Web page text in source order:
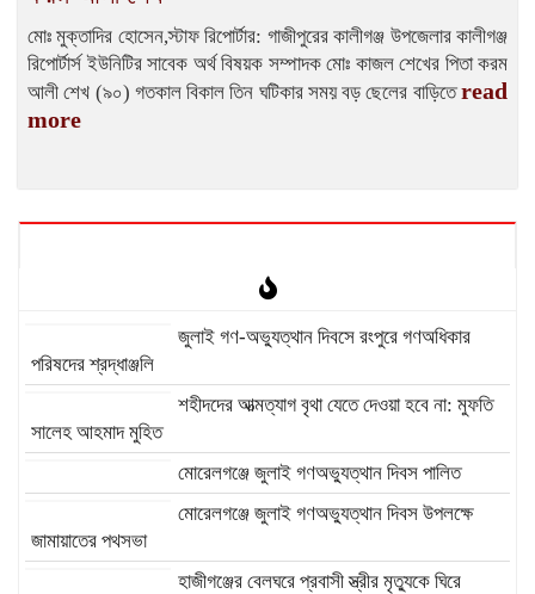
মোঃ মুক্তাদির হোসেন,স্টাফ রিপোর্টার: গাজীপুরের কালীগঞ্জ উপজেলার কালীগঞ্জ
রিপোর্টার্স ইউনিটির সাবেক অর্থ বিষয়ক সম্পাদক মোঃ কাজল শেখের পিতা করম
আলী শেখ (৯০) গতকাল বিকাল তিন ঘটিকার সময় বড় ছেলের বাড়িতেread
more
‎জুলাই গণ-অভ্যুত্থান দিবসে রংপুরে গণঅধিকার
পরিষদের শ্রদ্ধাঞ্জলি ‎
‎শহীদদের আত্মত্যাগ বৃথা যেতে দেওয়া হবে না: মুফতি
সালেহ আহমাদ মুহিত ‎
মোরেলগঞ্জে জুলাই গণঅভ্যুত্থান দিবস পালিত
মোরেলগঞ্জে জুলাই গণঅভ্যুত্থান দিবস উপলক্ষে
জামায়াতের পথসভা
হাজীগঞ্জের বেলঘরে প্রবাসী স্ত্রীর মৃত্যুকে ঘিরে